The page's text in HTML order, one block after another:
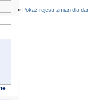
» Pokaż rejestr zmian dla